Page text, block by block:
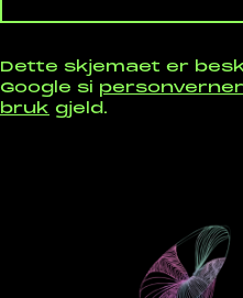
Dette skjemaet er
Google si
bruk gjeld.